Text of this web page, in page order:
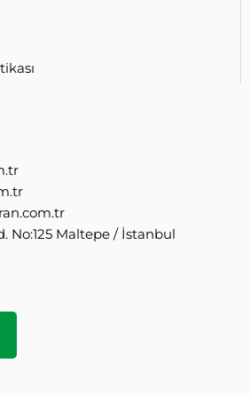
No:125 Maltepe / İstanbul